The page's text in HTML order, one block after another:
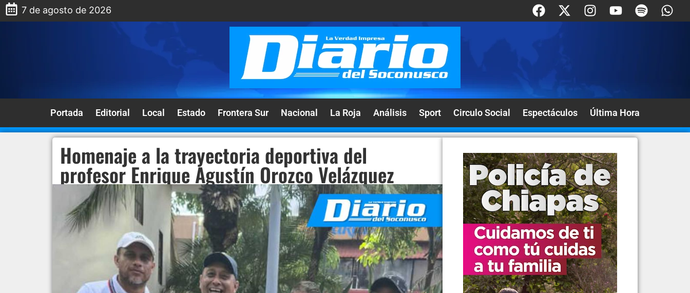
7 de agosto de 2026
Portada Editorial Local Estado Frontera Sur Nacional La Roja Análisis Sport Circulo Social Espectáculos Última Hora
Homenaje a la trayectoria deportiva del
profesor Enrique Agustín Orozco Velázquez